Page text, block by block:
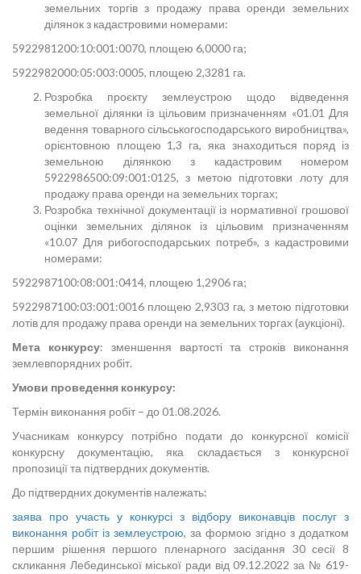
земельних торгів з продажу права оренди земельних
ділянок з кадастровими номерами:
5922981200:10:001:0070, площею 6,0000 га;
5922982000:05:003:0005, площею 2,3281 га.
Розробка проєкту землеустрою щодо відведення
земельної ділянки із цільовим призначенням «01.01 Для
ведення товарного сільськогосподарського виробництва»,
орієнтовною площею 1,3 га, яка знаходиться поряд із
земельною ділянкою з кадастровим номером
5922986500:09:001:0125, з метою підготовки лоту для
продажу права оренди на земельних торгах;
Розробка технічної документації із нормативної грошової
оцінки земельних ділянок із цільовим призначенням
«10.07 Для рибогосподарських потреб», з кадастровими
номерами:
5922987100:08:001:0414, площею 1,2906 га;
5922987100:03:001:0016 площею 2,9303 га, з метою підготовки
лотів для продажу права оренди на земельних торгах (аукціоні).
Мета конкурсу: зменшення вартості та строків виконання
землевпорядних робіт.
Умови проведення конкурсу:
Термін виконання робіт – до 01.08.2026.
Учасникам конкурсу потрібно подати до конкурсної комісії
конкурсну документацію, яка складається з конкурсної
пропозиції та підтвердних документів.
До підтвердних документів належать:
заява про участь у конкурсі з відбору виконавців послуг з
виконання робіт із землеустрою, за формою згідно з додатком
першим рішення першого пленарного засідання 30 сесії 8
скликання Лебединської міської ради від 09.12.2022 за № 619-